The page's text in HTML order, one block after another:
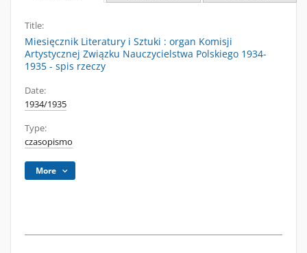
Title:
Miesięcznik Literatury i Sztuki : organ Komisji
Artystycznej Związku Nauczycielstwa Polskiego 1934-
1935 - spis rzeczy
Date:
1934/1935
Type:
czasopismo
More